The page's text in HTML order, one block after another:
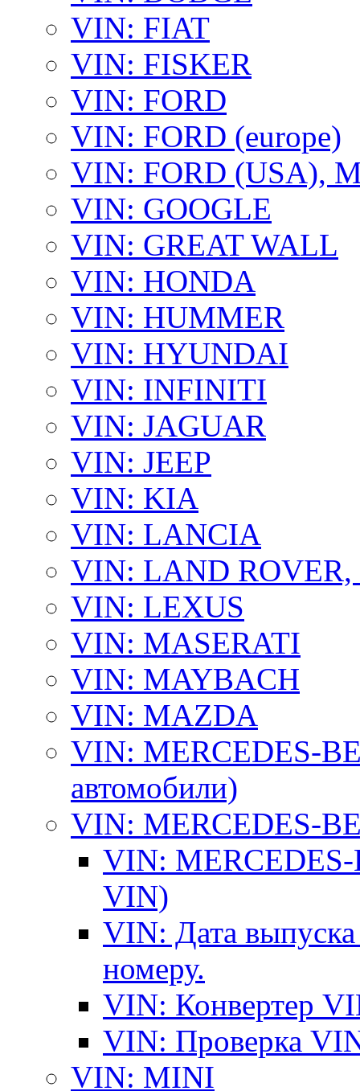
VIN: FIAT
VIN: FISKER
VIN: FORD
VIN: FORD (europe)
VIN: FORD (USA),
VIN: GOOGLE
VIN: GREAT WALL
VIN: HONDA
VIN: HUMMER
VIN: HYUNDAI
VIN: INFINITI
VIN: JAGUAR
VIN: JEEP
VIN: KIA
VIN: LANCIA
VIN: LAND ROVER,
VIN: LEXUS
VIN: MASERATI
VIN: MAYBACH
VIN: MAZDA
VIN: MERCEDES-
автомобили)
VIN: MERCEDES-
VIN: MERCEDES-
VIN)
VIN: Дата
номеру.
VIN: Конвертер
VIN: Проверка
VIN: MINI